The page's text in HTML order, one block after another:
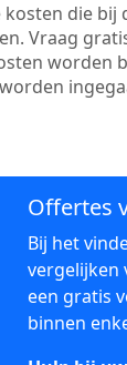
die
Vraag
Offertes
Bij het
vergelijken
een gratis
binnen